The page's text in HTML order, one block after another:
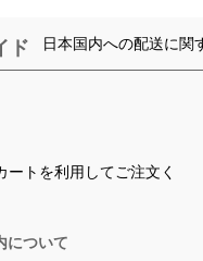
ド 日本国内への配送に関
トを利用してご注文く
について